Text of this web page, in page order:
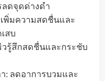
ดจุดด่างดำ
เพิ่มความสดชื่นและ
สบ
รู้สึกสดชื่นและกระชับ
: ลดอาการบวมและ